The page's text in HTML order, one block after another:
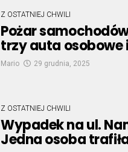
Z OSTATNIEJ CHWILI
Pożar
trzy auta osobowe
Mario 29 grudnia, 2025
Z OSTATNIEJ CHWILI
Wypadek na ul.
Jedna osoba